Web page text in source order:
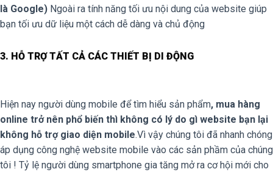
là Google) Ngoài ra tính năng tối ưu nội dung của website giúp
bạn tối ưu dữ liệu một cách dễ dàng và chủ động
3. HỖ TRỢ TẤT CẢ CÁC THIẾT BỊ DI ĐỘNG
Hiện nay người dùng mobile để tìm hiểu sản phẩm, mua hàng
online trở nên phổ biến thì không có lý do gì website bạn lại
không hỗ trợ giao diện mobile.Vì vậy chúng tôi đã nhanh chóng
áp dụng công nghệ website mobile vào các sản phầm của chúng
tôi ! Tỷ lệ người dùng smartphone gia tăng mở ra cơ hội mới cho